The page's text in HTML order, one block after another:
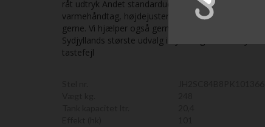
råt udtryk Andet standardudstyr: Apple CarPlay /
varmehåndtag, højdejusterbar vindskærm og
gerne. Vi hjælper også gerne med en god og billig
Sydjyllands største udvalg i nye/brugte
tastefejl